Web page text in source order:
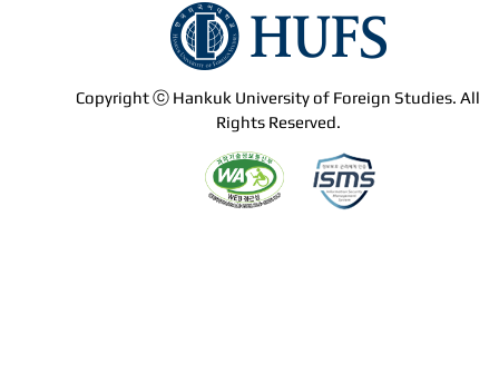
Copyright ⓒ Hankuk University of Foreign Studies. All
Rights Reserved.